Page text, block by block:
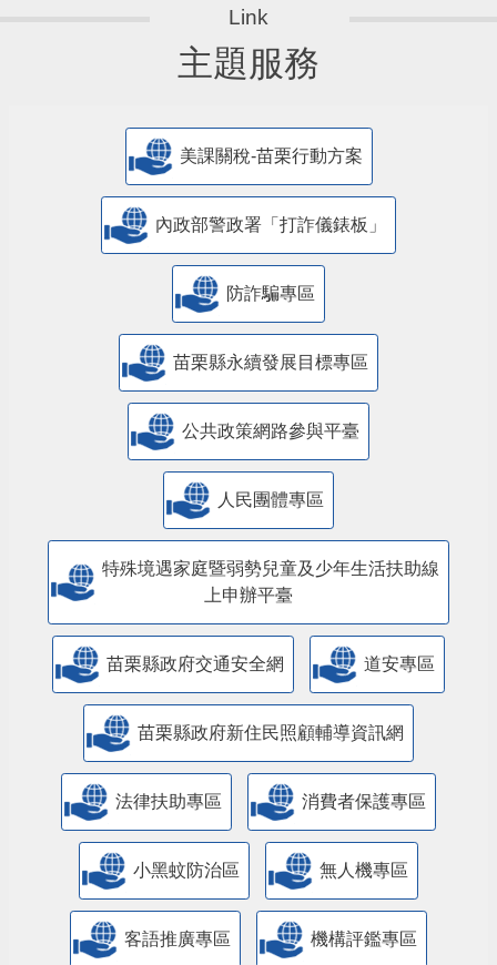
主題服務
美課關稅-苗栗行動方案
內政部警政署「打詐儀錶板」
防詐騙專區
苗栗縣永續發展目標專區
公共政策網路參與平臺
人民團體專區
特殊境遇家庭暨弱勢兒童及少年生活扶助線
上申辦平臺
苗栗縣政府交通安全網 道安專區
苗栗縣政府新住民照顧輔導資訊網
法律扶助專區 消費者保護專區
小黑蚊防治區 無人機專區
客語推廣專區 機構評鑑專區